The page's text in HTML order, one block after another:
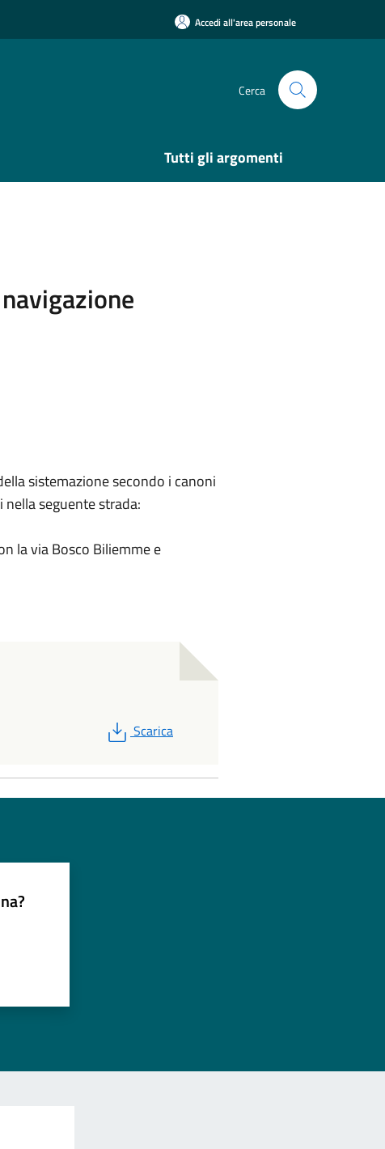
Accedi all'area personale
Cerca
Tutti gli argomenti
sistemazione secondo i canoni
seguente strada:
la via Bosco Biliemme e
PDF
Scarica